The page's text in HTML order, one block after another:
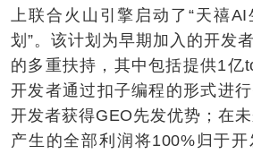
上联合火山引擎启动了“天禧
划”。该计划为早期加入的开发
的多重扶持，其中包括提供1亿
开发者通过扣子编程的形式进
开发者获得GEO先发优势；在
产生的全部利润将100%归于